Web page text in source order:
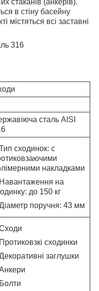
в стіну басейну
містяться всі заставні
316
сталь AISI
сходинок: с
накладками
Навантаження на
до 150 кг
поручня: 43 мм
Протиковзкі сходинки
заглушки
Болти